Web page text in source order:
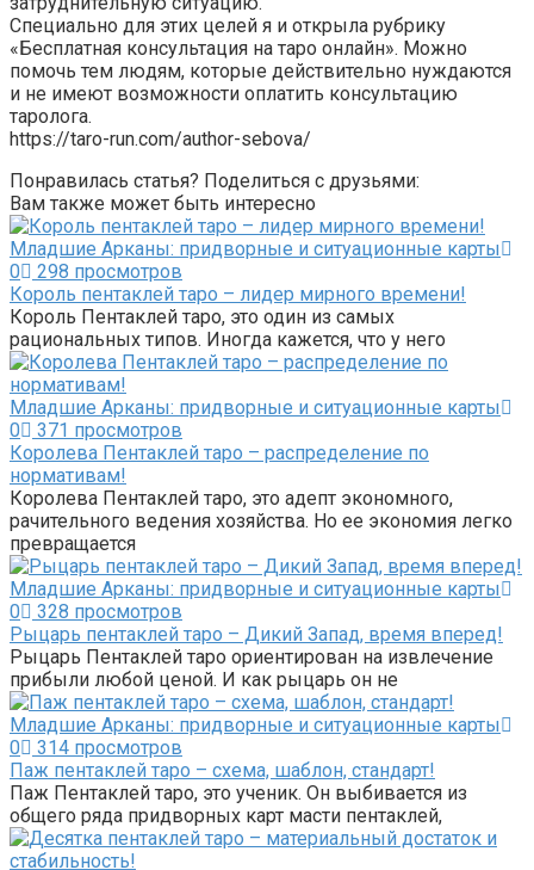
Специально для этих целей я и открыла рубрику
«Бесплатная консультация на таро онлайн». Можно
помочь тем людям, которые действительно нуждаются
и не имеют возможности оплатить консультацию
таролога.
https://taro-run.com/author-sebova/
Понравилась статья? Поделиться с друзьями:
Вам также может быть интересно
Младшие Арканы: придворные и ситуационные карты
0
298 просмотров
Король пентаклей таро – лидер мирного времени!
Король Пентаклей таро, это один из самых
рациональных типов. Иногда кажется, что у него
Младшие Арканы: придворные и ситуационные карты
0
371 просмотров
Королева Пентаклей таро – распределение по
нормативам!
Королева Пентаклей таро, это адепт экономного,
рачительного ведения хозяйства. Но ее экономия легко
превращается
Младшие Арканы: придворные и ситуационные карты
0
328 просмотров
Рыцарь пентаклей таро – Дикий Запад, время вперед!
Рыцарь Пентаклей таро ориентирован на извлечение
прибыли любой ценой. И как рыцарь он не
Младшие Арканы: придворные и ситуационные карты
0
314 просмотров
Паж пентаклей таро – схема, шаблон, стандарт!
Паж Пентаклей таро, это ученик. Он выбивается из
общего ряда придворных карт масти пентаклей,